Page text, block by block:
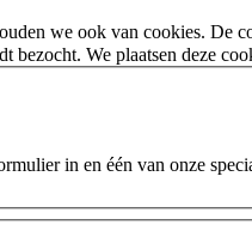
we ook van cookies. De
We plaatsen deze
in en één van onze